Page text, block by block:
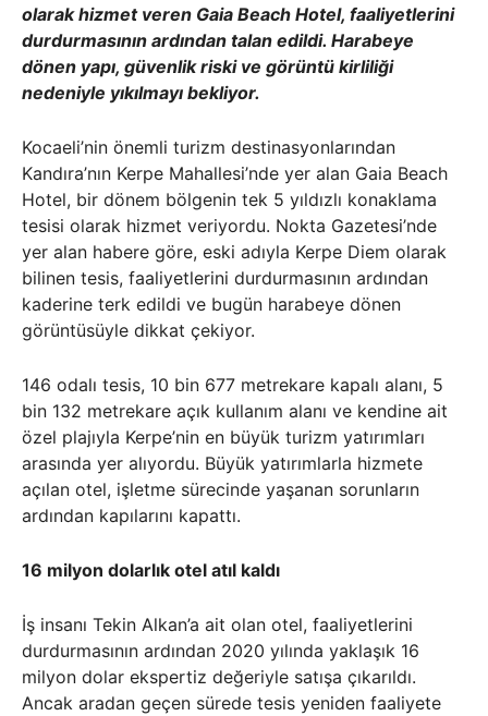
olarak hizmet veren Gaia Beach Hotel, faaliyetlerini
durdurmasının ardından talan edildi. Harabeye
dönen yapı, güvenlik riski ve görüntü kirliliği
nedeniyle yıkılmayı bekliyor.
Kocaeli’nin önemli turizm destinasyonlarından
Kandıra’nın Kerpe Mahallesi’nde yer alan Gaia Beach
Hotel, bir dönem bölgenin tek 5 yıldızlı konaklama
tesisi olarak hizmet veriyordu. Nokta Gazetesi’nde
yer alan habere göre, eski adıyla Kerpe Diem olarak
bilinen tesis, faaliyetlerini durdurmasının ardından
kaderine terk edildi ve bugün harabeye dönen
görüntüsüyle dikkat çekiyor.
146 odalı tesis, 10 bin 677 metrekare kapalı alanı, 5
bin 132 metrekare açık kullanım alanı ve kendine ait
özel plajıyla Kerpe’nin en büyük turizm yatırımları
arasında yer alıyordu. Büyük yatırımlarla hizmete
açılan otel, işletme sürecinde yaşanan sorunların
ardından kapılarını kapattı.
16 milyon dolarlık otel atıl kaldı
İş insanı Tekin Alkan’a ait olan otel, faaliyetlerini
durdurmasının ardından 2020 yılında yaklaşık 16
milyon dolar ekspertiz değeriyle satışa çıkarıldı.
Ancak aradan geçen sürede tesis yeniden faaliyete